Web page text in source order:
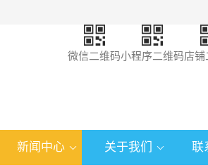
微信二维码小程序二维码店铺
新闻中心 关于我们 联